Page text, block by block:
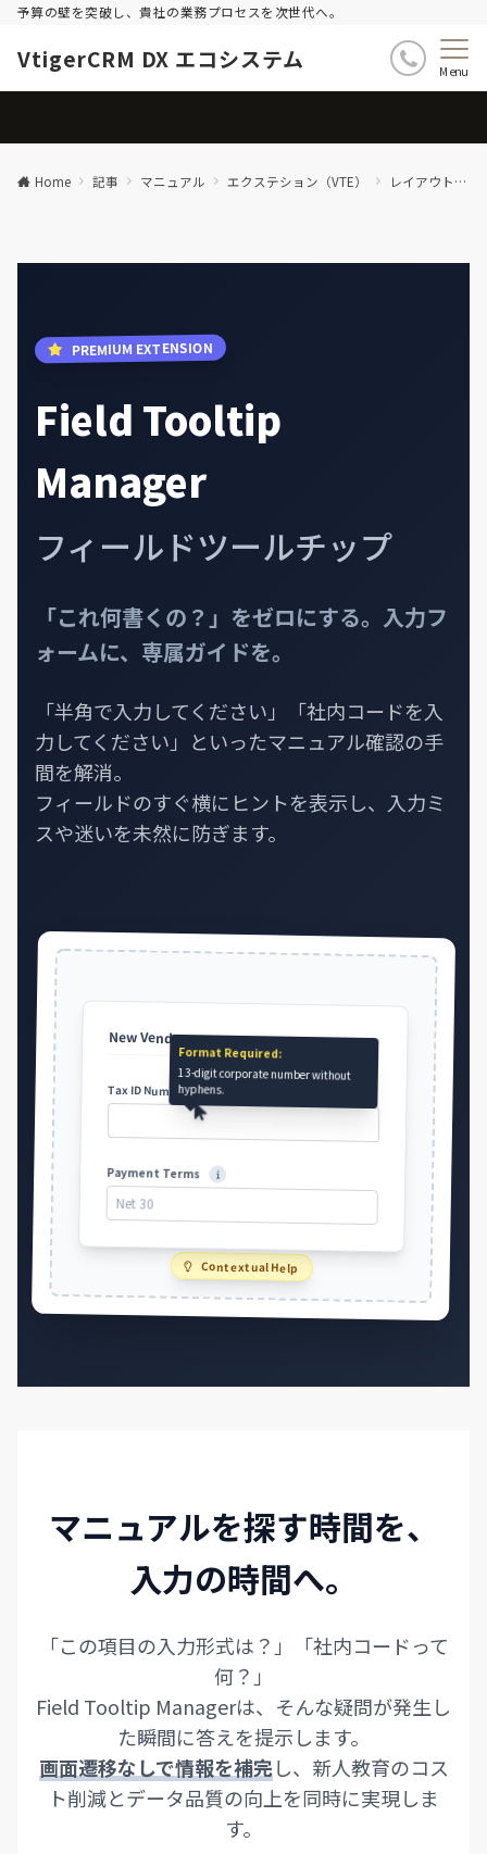
予算の壁を突破し、貴社の業務プロセスを次世代へ。
VtigerCRM DX エコシステム Menu
Home 記事 マニュアル エクステション（VTE） レイアウト＆項目関連
PREMIUM EXTENSION
Field Tooltip
Manager
フィールドツールチップ
「これ何書くの？」をゼロにする。 入力フ
ォームに、専属ガイドを。
「半角で入力してください」「社内コードを入
力してください」といったマニュアル確認の手
間を解消。
フィールドのすぐ横にヒントを表示し、入力ミ
スや迷いを未然に防ぎます。
New Vendor
Tax ID Number
Format Required:
13-digit corporate number without
hyphens.
Payment Terms
Net 30
Contextual Help
マニュアルを探す時間を、
入力の時間へ。
「この項目の入力形式は？」「社内コードって
何？」
Field Tooltip Managerは、そんな疑問が発生し
た瞬間に答えを提示します。
画面遷移なしで情報を補完し、新人教育のコス
ト削減とデータ品質の向上を同時に実現しま
す。